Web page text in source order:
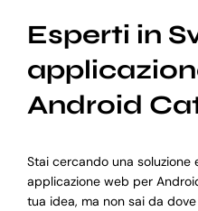
Esperti in
Android
Stai cercando una
applicazione web per
tua idea, ma non sai da